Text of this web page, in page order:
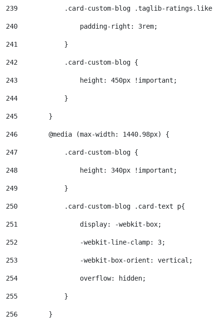
239
.card-custom-blog .taglib-ratings.like
240
                padding-right: 3rem;
241
            }
242
            .card-custom-blog {
243
                height: 450px !important;
244
            }
245
        }
246
        @media (max-width: 1440.98px) {
247
            .card-custom-blog {
248
                height: 340px !important;
249
            }
250
            .card-custom-blog .card-text p{
251
                display: -webkit-box;
252
                -webkit-line-clamp: 3;
253
                -webkit-box-orient: vertical;
254
                overflow: hidden;
255
            }
256
        }